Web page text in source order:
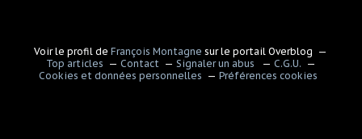
Voir le profil deFrançois Montagne sur le portail Overblog
Top articles
Contact Signaler un abus
C.G.U.
Cookies et données personnelles
Préférences cookies